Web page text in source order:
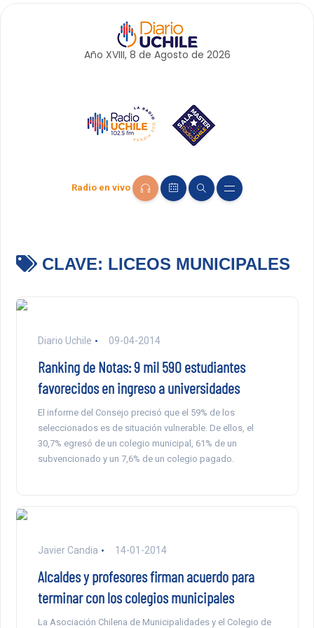
Año XVIII, 8 de Agosto de 2026
Radio en vivo
CLAVE: LICEOS MUNICIPALES
Diario Uchile 09-04-2014
Ranking de Notas: 9 mil 590 estudiantes
favorecidos en ingreso a universidades
El informe del Consejo precisó que el 59% de los
seleccionados es de situación vulnerable. De ellos, el
30,7% egresó de un colegio municipal, 61% de un
subvencionado y un 7,6% de un colegio pagado.
Javier Candia 14-01-2014
Alcaldes y profesores firman acuerdo para
terminar con los colegios municipales
La Asociación Chilena de Municipalidades y el Colegio de